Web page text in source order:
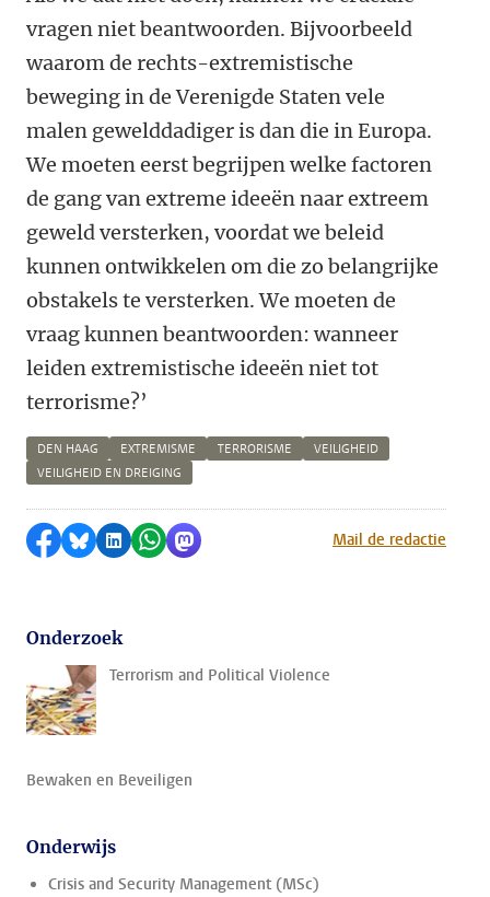
vragen niet beantwoorden. Bijvoorbeeld
waarom de rechts-extremistische
beweging in de Verenigde Staten vele
malen gewelddadiger is dan die in Europa.
We moeten eerst begrijpen welke factoren
de gang van extreme ideeën naar extreem
geweld versterken, voordat we beleid
kunnen ontwikkelen om die zo belangrijke
obstakels te versterken. We moeten de
vraag kunnen beantwoorden: wanneer
leiden extremistische ideeën niet tot
terrorisme?’
DEN HAAG EXTREMISME TERRORISME
VEILIGHEID
VEILIGHEID EN DREIGING
Delen op Facebook
Delen via Bluesky
Delen op LinkedIn
Delen via WhatsApp
Delen via MastodonMail de redactie
Onderzoek
Terrorism and Political Violence
Bewaken en Beveiligen
Onderwijs
Crisis and Security Management (MSc)